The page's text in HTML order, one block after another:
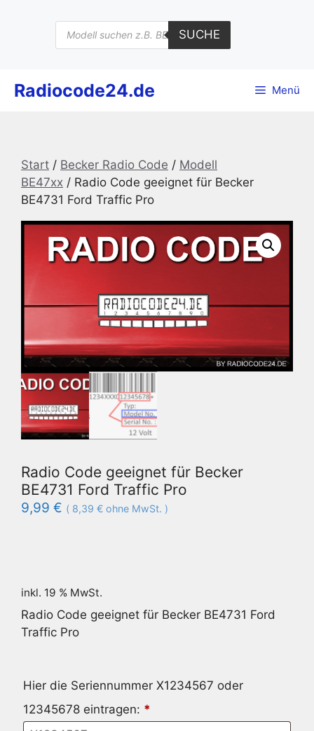
Products
search
SUCHE
Radiocode24.de Menü
Start / Becker Radio Code / Modell
BE47xx / Radio Code geeignet für Becker
BE4731 Ford Traffic Pro
Radio Code geeignet für Becker
BE4731 Ford Traffic Pro
9,99 € ( 8,39 € ohne MwSt. )
inkl. 19 % MwSt.
Radio Code geeignet für Becker BE4731 Ford
Traffic Pro
Hier die Seriennummer X1234567 oder
12345678 eintragen: *